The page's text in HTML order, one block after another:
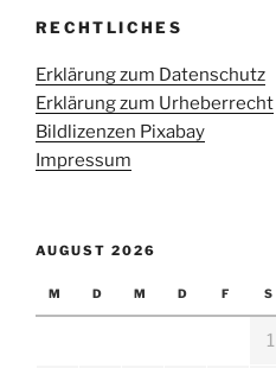
RECHTLICHES
Erklärung zum Datenschutz
Erklärung zum Urheberrecht
Bildlizenzen Pixabay
Impressum
AUGUST 2026
M D M D F S
1